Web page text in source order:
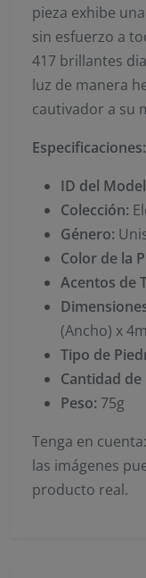
pieza exhibe
sin esfuerzo a
417 brillantes
luz de manera
cautivador a su
Especificaciones:
ID del
Colección:
Género:
Color de la
Acentos de
(Ancho) x
Tipo de
Cantidad de
Peso: 75g
Tenga en
las imágenes
producto real.